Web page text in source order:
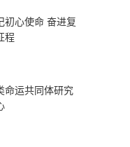
初心使命 奋进复
程
命运共同体研究